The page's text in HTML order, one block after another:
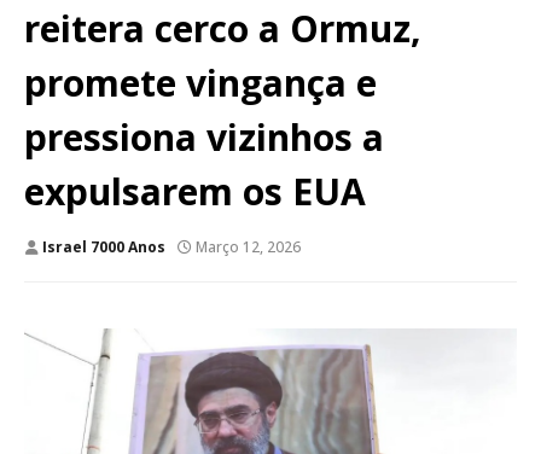
reitera cerco a Ormuz,
promete vingança e
pressiona vizinhos a
expulsarem os EUA
Israel 7000 Anos Março 12, 2026